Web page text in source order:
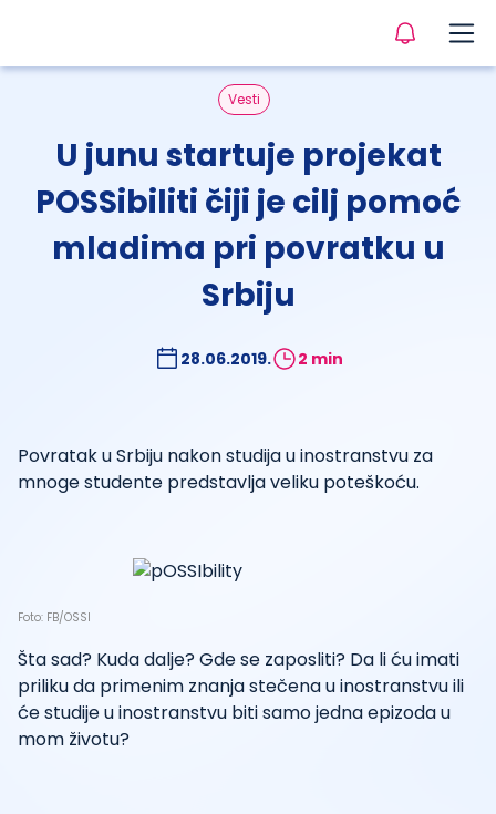
Vesti
U junu startuje projekat
POSSibiliti čiji je cilj pomoć
mladima pri povratku u
Srbiju
28.06.2019. 2 min
Povratak u Srbiju nakon studija u inostranstvu za
mnoge studente predstavlja veliku poteškoću.
Foto: FB/OSSI
Šta sad? Kuda dalje? Gde se zaposliti? Da li ću imati
priliku da primenim znanja stečena u inostranstvu ili
će studije u inostranstvu biti samo jedna epizoda u
mom životu?